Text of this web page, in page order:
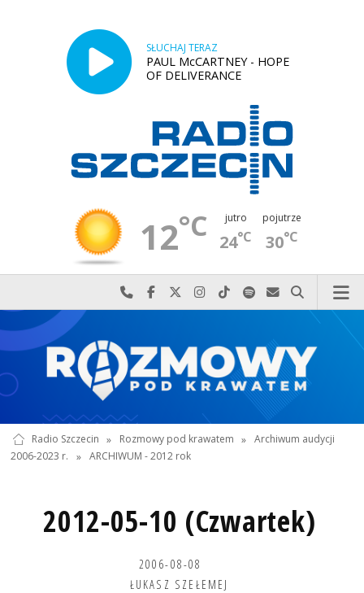
SŁUCHAJ TERAZ
PAUL McCARTNEY - HOPE
OF DELIVERANCE
12°C jutro
24°C
pojutrze
30°C
Najlepiej po prostu do nas zadzwoń
Odwiedź nas na Facebook-u
Odwiedź nas na X
Odwiedź nas na Instagram-ie
Odwiedź nas na TikTok-u
Szukaj nas na Spotify
Wyślij do nas
Szukaj
Radio Szczecin » Rozmowy pod krawatem » Archiwum audycji
2006-2023 r.
» ARCHIWUM - 2012 rok
2012-05-10 (Czwartek)
2006-08-08
ŁUKASZ SZEŁEMEJ